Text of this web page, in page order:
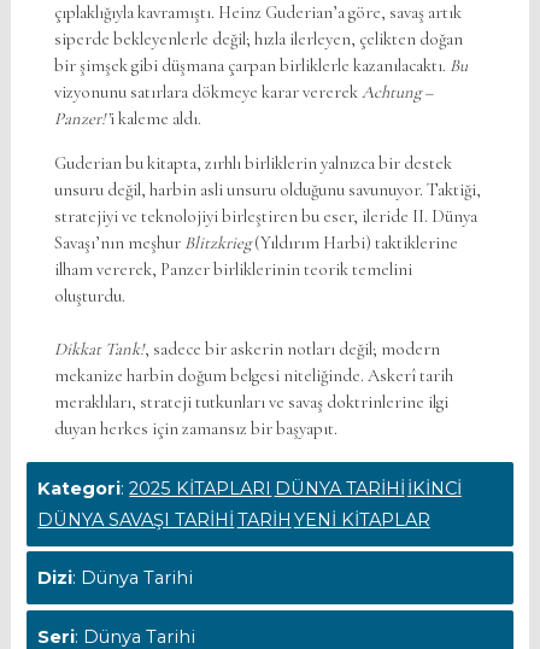
çıplaklığıyla kavramıştı. Heinz Guderian’a göre, savaş artık
siperde bekleyenlerle değil; hızla ilerleyen, çelikten doğan
bir şimşek gibi düşmana çarpan birliklerle kazanılacaktı. Bu
vizyonunu satırlara dökmeye karar vererekAchtung –
Panzer!’i kaleme aldı.
Guderian bu kitapta, zırhlı birliklerin yalnızca bir destek
unsuru değil, harbin asli unsuru olduğunu savunuyor. Taktiği,
stratejiyi ve teknolojiyi birleştiren bu eser, ileride II. Dünya
Savaşı’nın meşhur Blitzkrieg(Yıldırım Harbi) taktiklerine
ilham vererek, Panzer birliklerinin teorik temelini
oluşturdu.
Dikkat Tank!, sadece bir askerin notları değil; modern
mekanize harbin doğum belgesi niteliğinde. Askerî tarih
meraklıları, strateji tutkunları ve savaş doktrinlerine ilgi
duyan herkes için zamansız bir başyapıt.
Kategori:2025 KİTAPLARI DÜNYA TARİHİ İKİNCİ
DÜNYA SAVAŞI TARİHİ TARİH YENİ KİTAPLAR
Dizi: Dünya Tarihi
Seri: Dünya Tarihi